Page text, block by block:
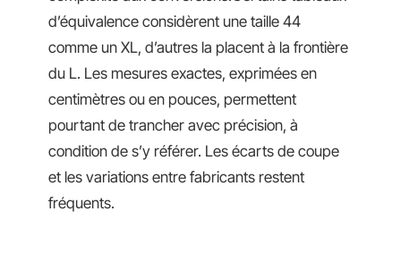
d’équivalence considèrent une taille 44
comme un XL, d’autres la placent à la frontière
du L. Les mesures exactes, exprimées en
centimètres ou en pouces, permettent
pourtant de trancher avec précision, à
condition de s’y référer. Les écarts de coupe
et les variations entre fabricants restent
fréquents.